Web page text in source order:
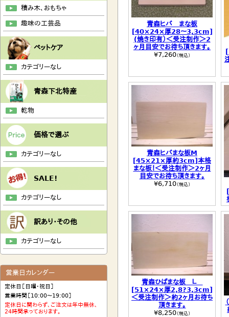
積み木、おもちゃ
趣味の工芸品
ペットケア
カテゴリーなし
青森下北特産
乾物
価格で選ぶ
カテゴリーなし
SALE!
カテゴリーなし
訳あり・その他
カテゴリーなし
営業日カレンダー
定休日［日曜・祝日］
営業時間［10:00〜19:00］
定休日に関わらず、ご注文は年中無休、
24時間承っております。
青森ヒバ まな板
[40×24×厚28〜3,3cm]
(焼き印有）＜受注制作＞2
ヶ月目安でお待ち頂きます。
¥7,260（税込）
青森ヒバまな板M
[45×21×厚約3cm]本格
まな板！＜受注制作＞2ヶ月
目安でお待ち頂きます。
¥6,710（税込）
青森ひばまな板 Ｌ
[51×24×厚2,8?3,3cm]
＜受注制作＞約2ヶ月お待ち
頂きます。
¥8,250（税込）